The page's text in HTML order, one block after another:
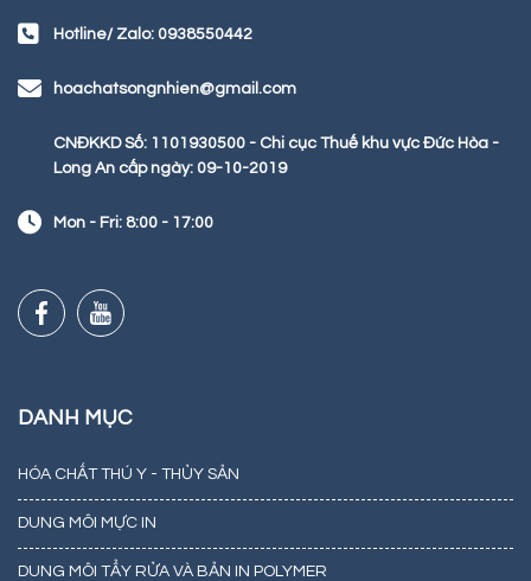
Hotline/ Zalo: 0938550442
hoachatsongnhien@gmail.com
CNĐKKD Số: 1101930500 - Chi cục Thuế khu vực Đức Hòa -
Long An cấp ngày: 09-10-2019
Mon - Fri: 8:00 - 17:00
DANH MỤC
HÓA CHẤT THÚ Y - THỦY SẢN
DUNG MÔI MỰC IN
DUNG MÔI TẨY RỬA VÀ BẢN IN POLYMER